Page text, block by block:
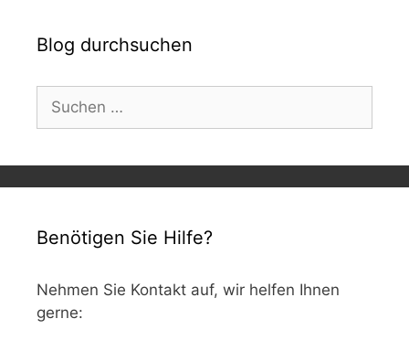
Blog durchsuchen
nach:
Benötigen Sie Hilfe?
Nehmen Sie Kontakt auf, wir helfen Ihnen
gerne: